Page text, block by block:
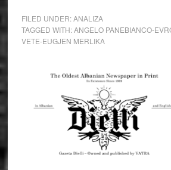
FILED UNDER:ANALIZA
TAGGED WITH:ANGELO PANEBIANCO-
VETE-EUGJEN MERLIKA